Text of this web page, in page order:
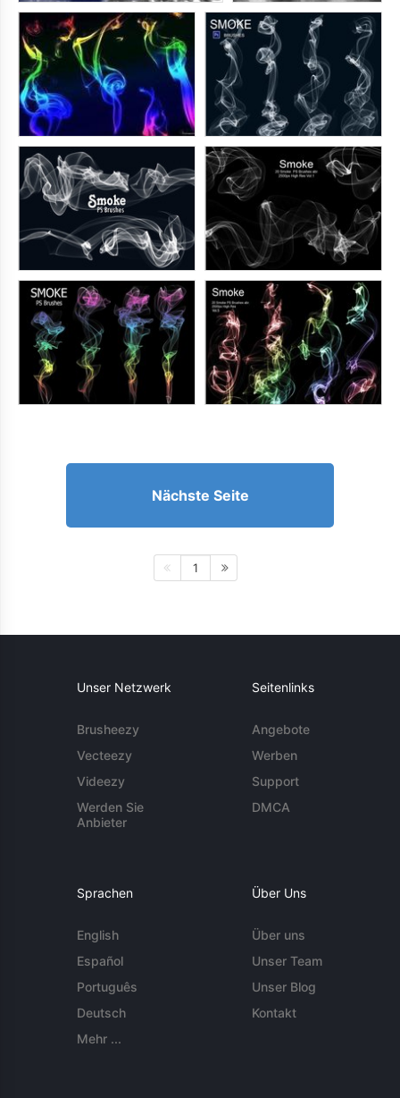
Nächste Seite
1
Unser Netzwerk
Brusheezy
Vecteezy
Videezy
Werden Sie
Anbieter
Seitenlinks
Angebote
Werben
Support
DMCA
Sprachen
English
Español
Português
Deutsch
Mehr ...
Über Uns
Über uns
Unser Team
Unser Blog
Kontakt